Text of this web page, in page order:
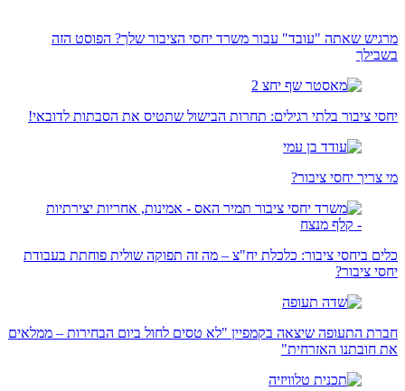
מרגיש שאתה "עובד" עבור משרד יחסי הציבור שלך? הפוסט הזה
בשבילך
יחסי ציבור בלתי רגילים: תחרות הבישול שתטיס את הסבתות לדובאי!
מי צריך יחסי ציבור?
כלים ביחסי ציבור: כלכלת יח"צ – מה זה תפוקה שולית פוחתת בעבודת
יחסי ציבור?
חברת התעופה שיצאה בקמפיין "לא טסים לחול ביום הבחירות – ממלאים
את חובתנו האזרחית"